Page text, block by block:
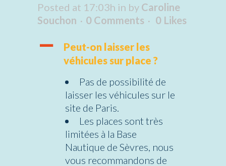
Posted at 17:03h in by Caroline
Souchon
0 Comments 0 Likes
A
Peut-on laisser les
véhicules sur place ?
Pas de possibilité de
laisser les véhicules sur le
site de Paris.
Les places sont très
limitées à la Base
Nautique de Sèvres, nous
vous recommandons de